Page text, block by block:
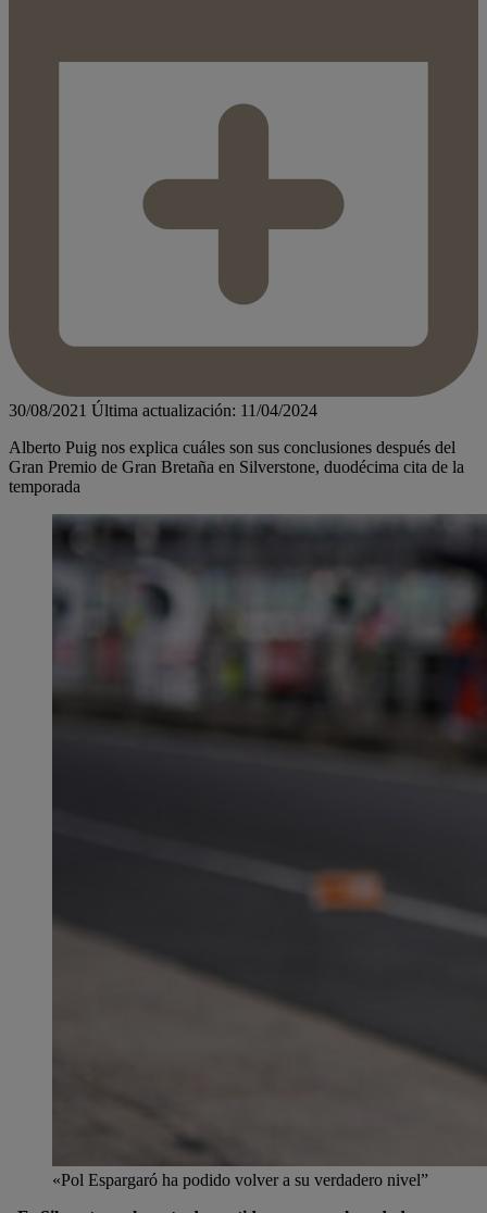
30/08/2021 Última actualización: 11/04/2024
Alberto Puig nos explica cuáles son sus conclusiones después del
Gran Premio de Gran Bretaña en Silverstone, duodécima cita de la
temporada
«Pol Espargaró ha podido volver a su verdadero nivel”